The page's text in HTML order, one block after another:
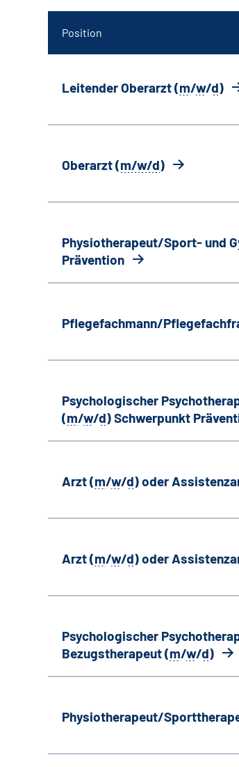
Position
Leitender Oberarzt (m/w/d)
Oberarzt (m/w/d)
Physiotherapeut/Sport- und
Prävention
Pflegefachmann/
Psychologischer
(m/w/d) Schwerpunkt
Arzt (m/w/d) oder
Arzt (m/w/d) oder
Psychologischer
Bezugstherapeut (m/w/d)
Physiotherapeut/